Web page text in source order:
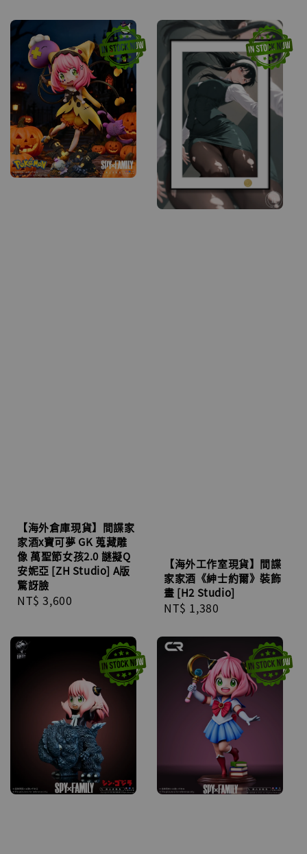
【海外倉庫現貨】間諜家
家酒x寶可夢 GK 蒐藏雕
像 萬聖節女孩2.0 謎擬Q
安妮亞 [ZH Studio] A版
驚訝臉
Regular
NT$ 3,600
【海外工作室現貨】間諜
家家酒《紳士約爾》裝飾
畫 [H2 Studio]
Regular
NT$ 1,380